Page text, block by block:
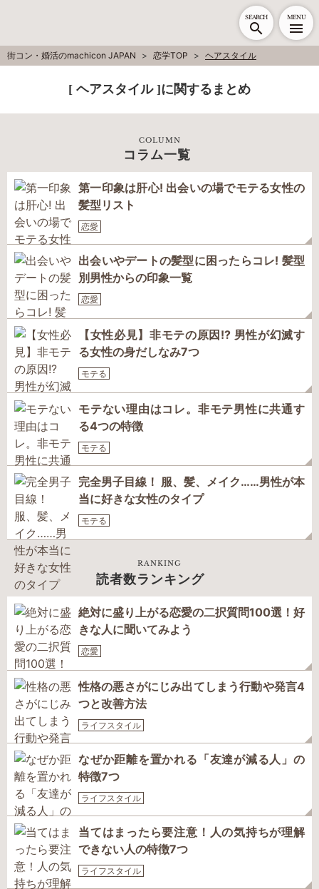
SEARCH MENU
街コン・婚活のmachicon JAPAN 恋学TOP ヘアスタイル
[ ヘアスタイル ]に関するまとめ
COLUMN
コラム一覧
第一印象は肝心! 出会いの場でモテる女性の
髪型リスト
恋愛
出会いやデートの髪型に困ったらコレ! 髪型
別男性からの印象一覧
恋愛
【女性必見】非モテの原因!? 男性が幻滅す
る女性の身だしなみ7つ
モテる
モテない理由はコレ。非モテ男性に共通す
る4つの特徴
モテる
完全男子目線！ 服、髪、メイク……男性が本
当に好きな女性のタイプ
モテる
RANKING
読者数ランキング
絶対に盛り上がる恋愛の二択質問100選！好
きな人に聞いてみよう
恋愛
性格の悪さがにじみ出てしまう行動や発言4
つと改善方法
ライフスタイル
なぜか距離を置かれる「友達が減る人」の
特徴7つ
ライフスタイル
当てはまったら要注意！人の気持ちが理解
できない人の特徴7つ
ライフスタイル